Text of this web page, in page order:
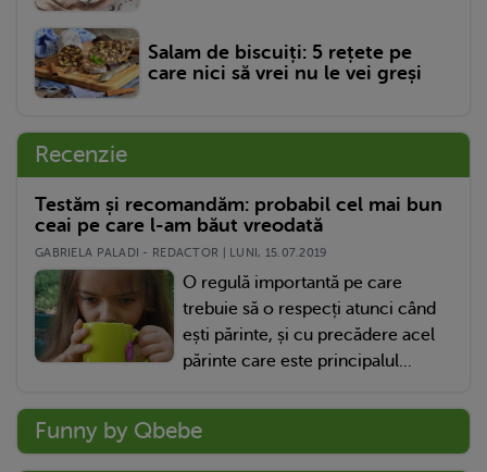
Salam de biscuiți: 5 rețete pe
care nici să vrei nu le vei greși
Recenzie
Testăm și recomandăm: probabil cel mai bun
ceai pe care l-am băut vreodată
GABRIELA PALADI - REDACTOR | LUNI, 15.07.2019
O regulă importantă pe care
trebuie să o respecți atunci când
ești părinte, și cu precădere acel
părinte care este principalul...
Funny by Qbebe